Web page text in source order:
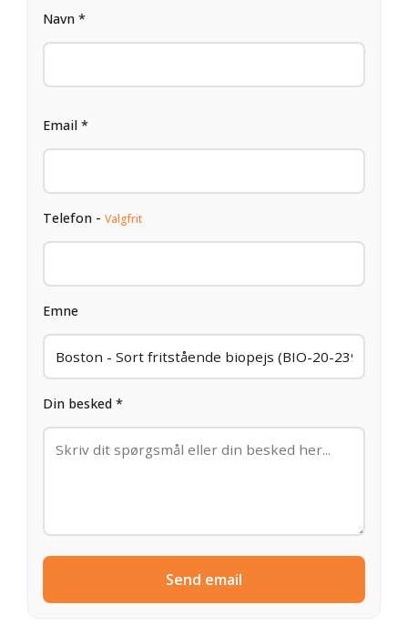
Navn *
Email *
Telefon - Valgfrit
Emne
Din besked *
Send email